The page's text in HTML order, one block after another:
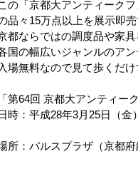
の「京都大アンティーク
品々15万点以上を展示即
都ならではの調度品や家
国の幅広いジャンルのアン
入場無料なので見て歩くだ
「第64回 京都大アンティー
時：平成28年3月25日（金
所：パルスプラザ（京都